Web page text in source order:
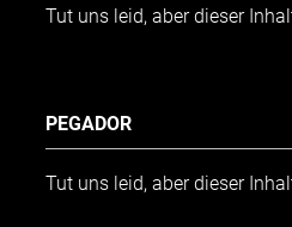
Tut uns leid, aber dieser
PEGADOR
Tut uns leid, aber dieser